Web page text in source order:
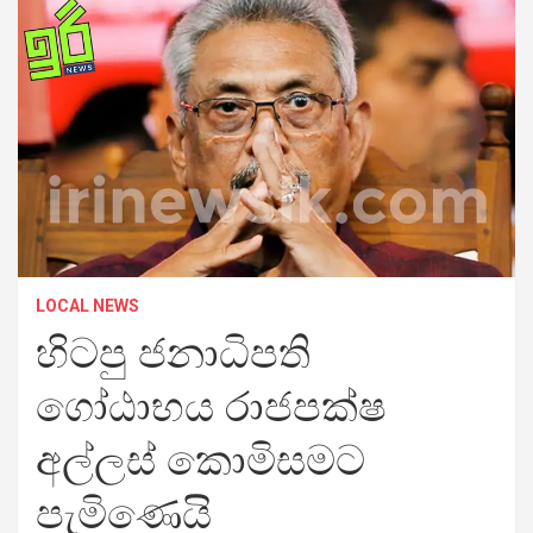
LOCAL NEWS
හිටපු ජනාධිපති
ගෝඨාභය රාජපක්ෂ
අල්ලස් කොමිසමට
පැමිණෙයි